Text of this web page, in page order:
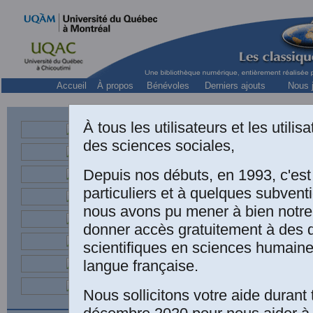
Accueil À propos Bénévoles Derniers ajouts Nous
point de
À tous les utilisateurs et les
des sciences sociales,
Depuis nos débuts, en 1993,
particuliers et à quelques
nous avons pu mener à bien
donner accès gratuitement à des
scientifiques en sciences
langue française.
Nous sollicitons votre aide durant